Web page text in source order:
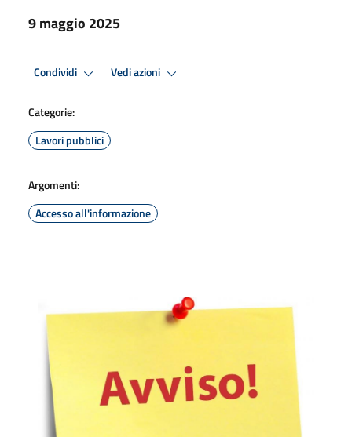
9 maggio 2025
Condividi Vedi azioni
Categorie:
Lavori pubblici
Argomenti:
Accesso all'informazione